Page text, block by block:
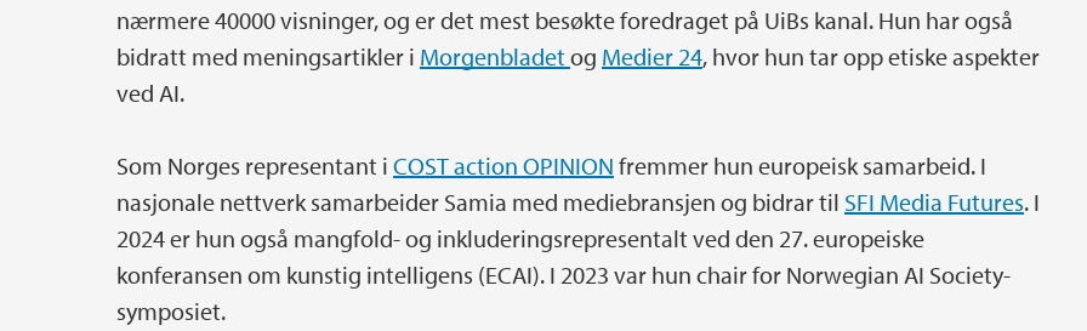
nærmere 40000 visninger, og er det mest besøkte foredraget på UiBs kanal. Hun har også
bidratt med meningsartikler i Morgenbladet og Medier 24, hvor hun tar opp etiske aspekter
ved AI.
Som Norges representant i COST action OPINION fremmer hun europeisk samarbeid. I
nasjonale nettverk samarbeider Samia med mediebransjen og bidrar til SFI Media Futures. I
2024 er hun også mangfold- og inkluderingsrepresentalt ved den 27. europeiske
konferansen om kunstig intelligens (ECAI). I 2023 var hun chair for Norwegian AI Society-
symposiet.